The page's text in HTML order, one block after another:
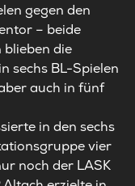
gegen den
– beide
blieben die
sechs BL-Spielen
auch in fünf
in den sechs
vier
noch der LASK